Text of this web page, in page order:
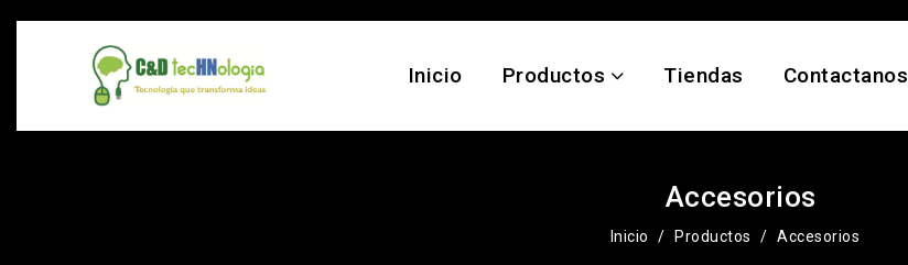
Inicio Productos Tiendas Contactanos
Accesorios
Inicio Productos Accesorios